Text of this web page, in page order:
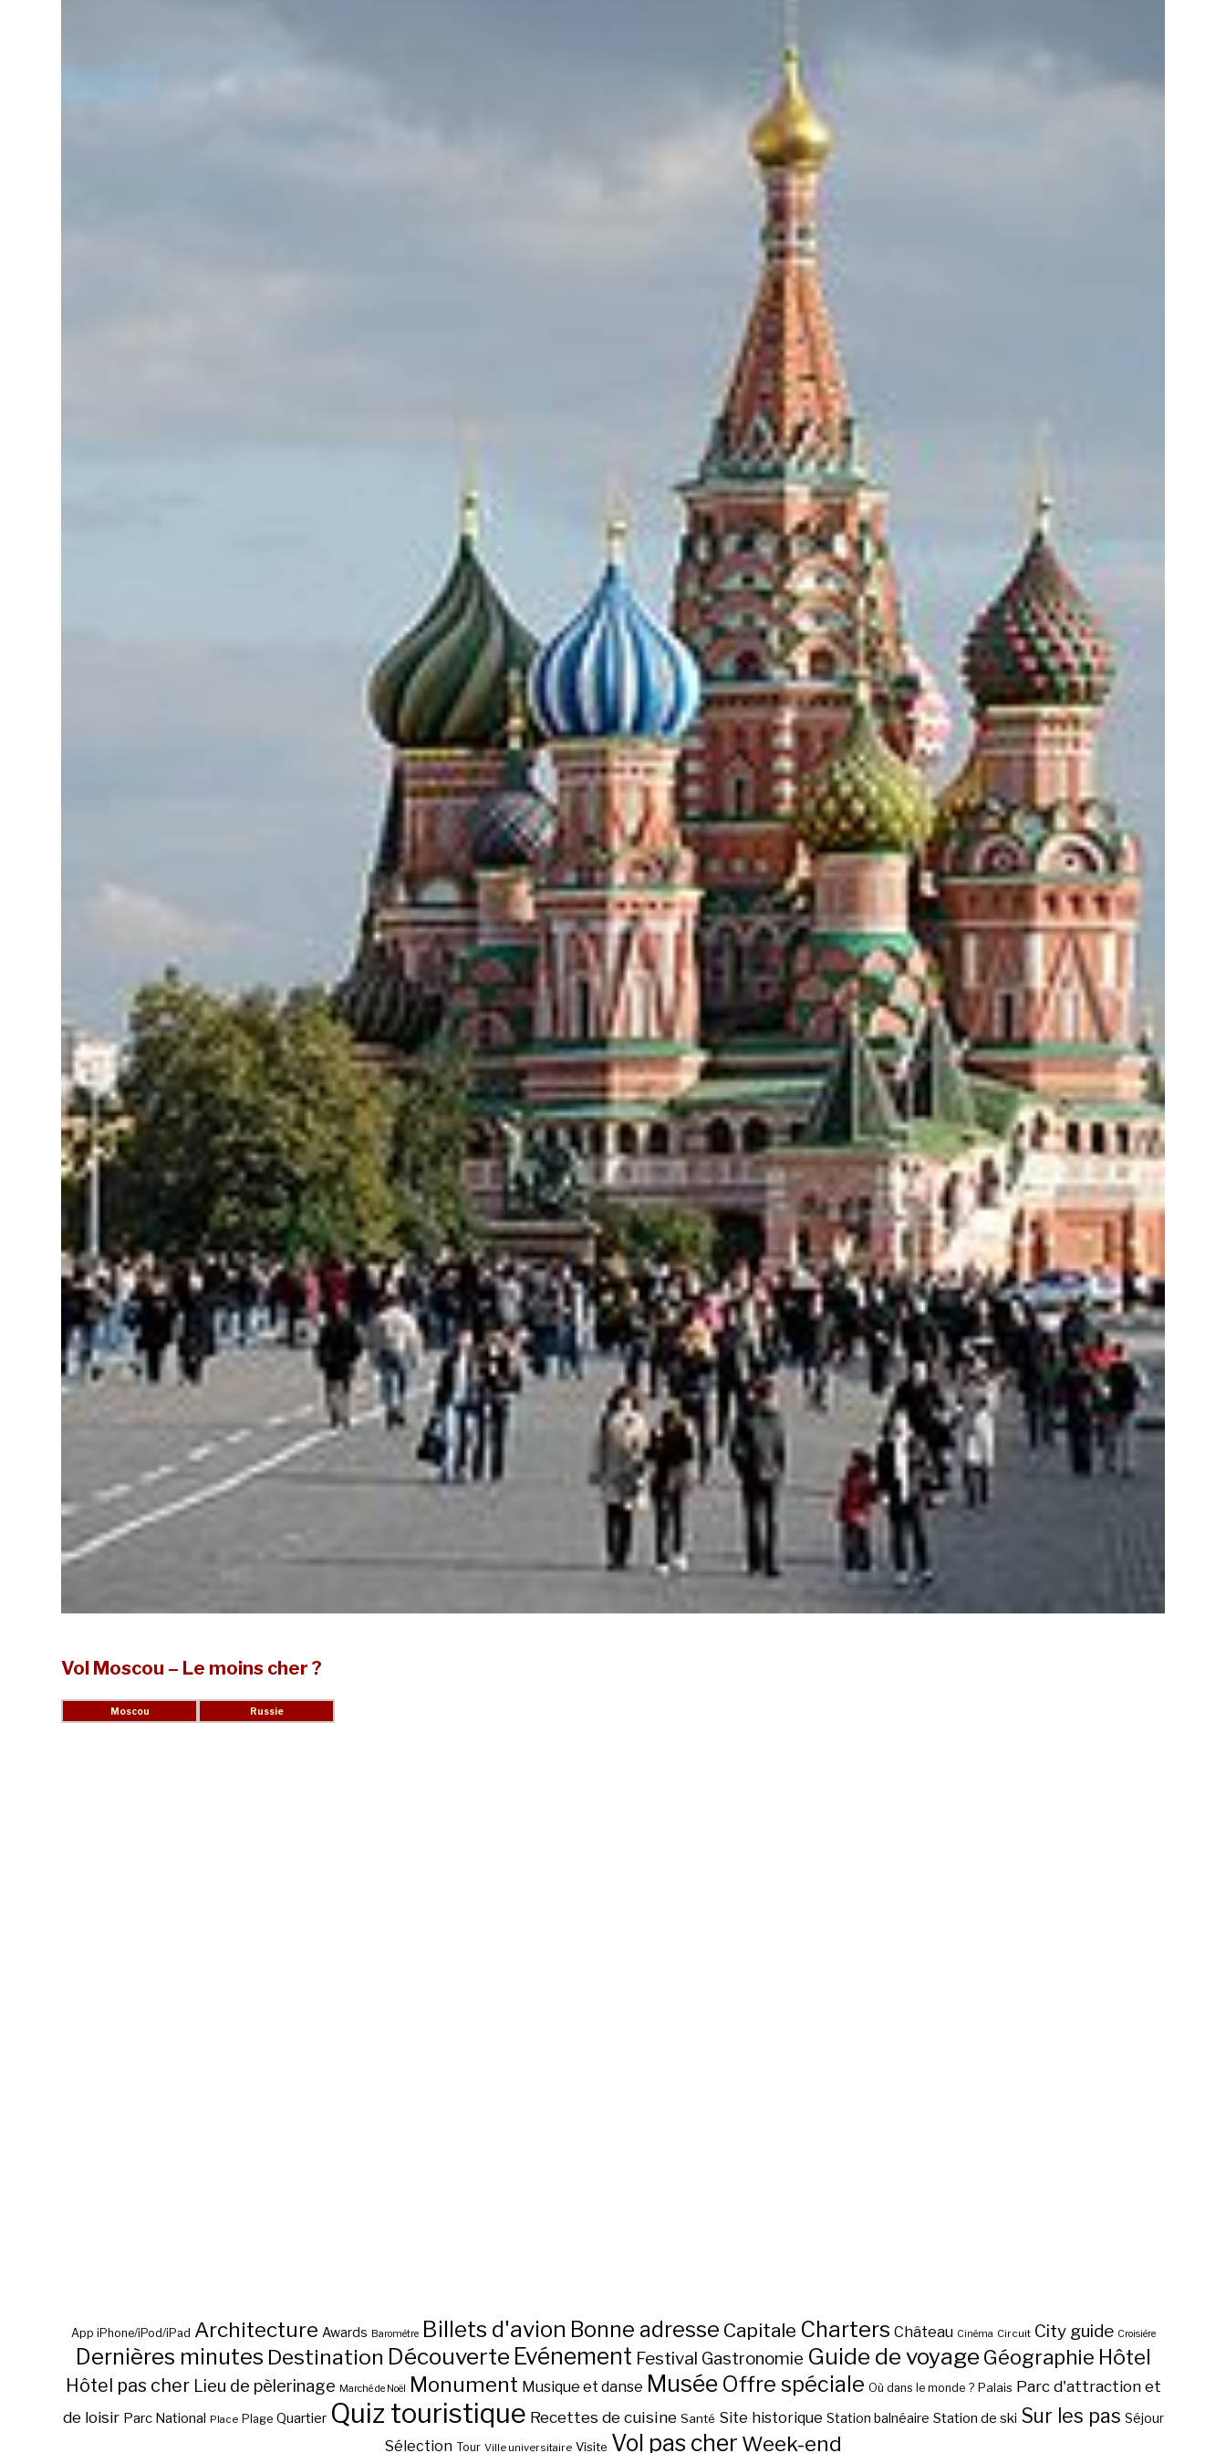
Vol Moscou – Le moins cher ?
App iPhone/iPod/iPad Architecture Awards Baromètre Billets d'avion Bonne adresse Capitale Charters Château Cinéma Circuit City guide Croisière
Dernières minutes Destination Découverte Evénement Festival Gastronomie Guide de voyage Géographie Hôtel
Hôtel pas cher Lieu de pèlerinage Marché de Noël Monument Musique et danse Musée Offre spéciale Où dans le monde ? Palais Parc d'attraction et
de loisir Parc National Place Plage Quartier Quiz touristique Recettes de cuisine Santé Site historique Station balnéaire Station de ski Sur les pas Séjour
Sélection Tour Ville universitaire Visite Vol pas cher Week-end